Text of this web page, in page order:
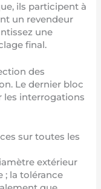
ils participent à
un revendeur
une
final.
des
Le dernier bloc
les interrogations
sur toutes les
extérieur
; la tolérance